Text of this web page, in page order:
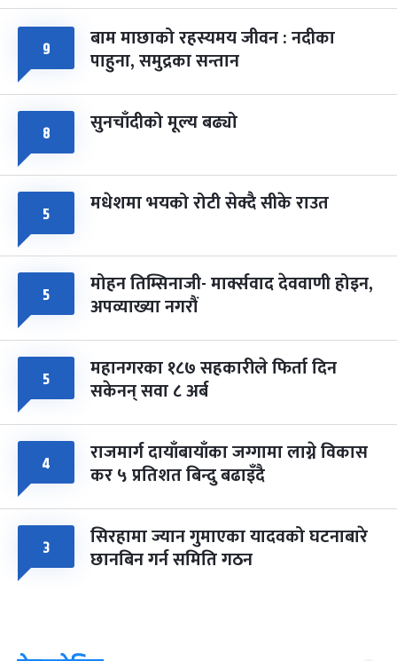
आइत चैत्र ७, २०८३
८
सोम
फागुपूर्णिमा
चैत्र ८, २०८३-Mar 22, 2027
७ महिना बाँकी
९ बाम माछाको रहस्यमय जीवन : नदीका
पाहुना, समुद्रका सन्तान
८ सुनचाँदीको मूल्य बढ्यो
५ मधेशमा भयको रोटी सेक्दै सीके राउत
५ मोहन तिम्सिनाजी- मार्क्सवाद देववाणी होइन,
अपव्याख्या नगरौं
५ महानगरका १८७ सहकारीले फिर्ता दिन
सकेनन् सवा ८ अर्ब
४ राजमार्ग दायाँबायाँका जग्गामा लाग्ने विकास
कर ५ प्रतिशत बिन्दु बढाइँदै
३ सिरहामा ज्यान गुमाएका यादवको घटनाबारे
छानबिन गर्न समिति गठन